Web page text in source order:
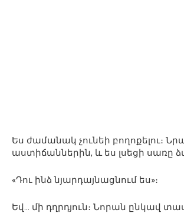
Ես ժամանակ չունեի բողոքելու։
աստիճաններին, և ես լսեցի սառը
«Դու ինձ նյարդայնացնում ես»։
Եվ… մի դղրդյուն։ Նորան ընկավ